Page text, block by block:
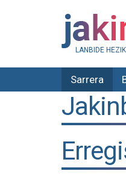
LANBIDE
Sarrera